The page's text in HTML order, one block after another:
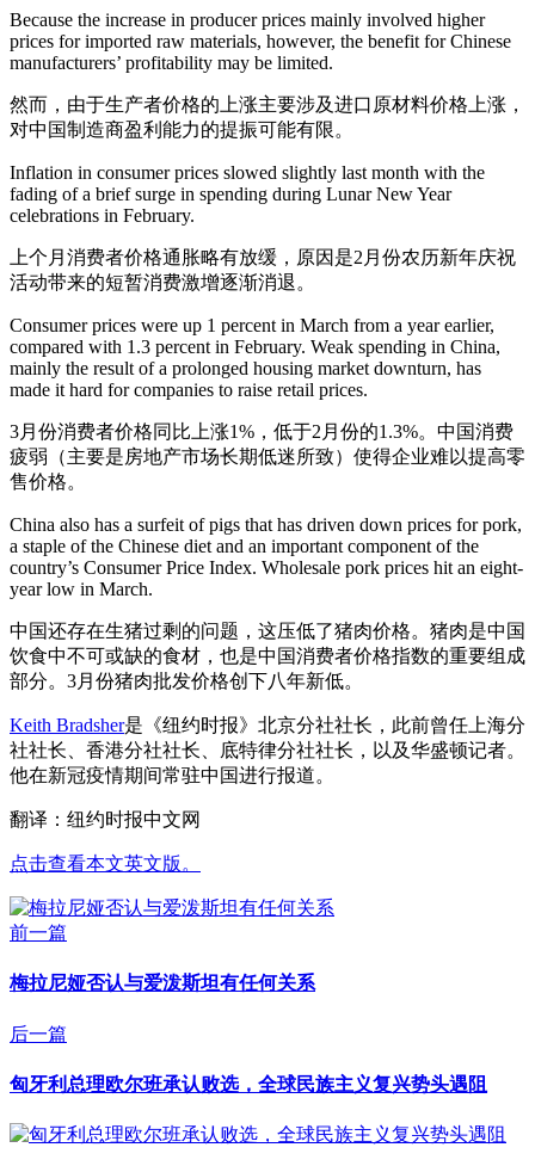
Because the increase in producer prices mainly involved higher
prices for imported raw materials, however, the benefit for Chinese
manufacturers’ profitability may be limited.
然而，由于生产者价格的上涨主要涉及进口原材料价格上涨，
对中国制造商盈利能力的提振可能有限。
Inflation in consumer prices slowed slightly last month with the
fading of a brief surge in spending during Lunar New Year
celebrations in February.
上个月消费者价格通胀略有放缓，原因是2月份农历新年庆祝
活动带来的短暂消费激增逐渐消退。
Consumer prices were up 1 percent in March from a year earlier,
compared with 1.3 percent in February. Weak spending in China,
mainly the result of a prolonged housing market downturn, has
made it hard for companies to raise retail prices.
3月份消费者价格同比上涨1%，低于2月份的1.3%。中国消费
疲弱（主要是房地产市场长期低迷所致）使得企业难以提高零
售价格。
China also has a surfeit of pigs that has driven down prices for pork,
a staple of the Chinese diet and an important component of the
country’s Consumer Price Index. Wholesale pork prices hit an eight-
year low in March.
中国还存在生猪过剩的问题，这压低了猪肉价格。猪肉是中国
饮食中不可或缺的食材，也是中国消费者价格指数的重要组成
部分。3月份猪肉批发价格创下八年新低。
Keith Bradsher是《纽约时报》北京分社社长，此前曾任上海分
社社长、香港分社社长、底特律分社社长，以及华盛顿记者。
他在新冠疫情期间常驻中国进行报道。
翻译：纽约时报中文网
点击查看本文英文版。
前一篇
梅拉尼娅否认与爱泼斯坦有任何关系
后一篇
匈牙利总理欧尔班承认败选，全球民族主义复兴势头遇阻